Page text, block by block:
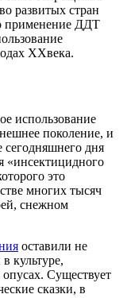
развитых стран
применение ДДТ
XXвека.
использование
поколение, и
сегодняшнего дня
«инсектицидного
это
многих тысяч
снежном
оставили не
культуре,
Существует
сказки, в